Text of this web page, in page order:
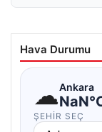
Hava Durumu
☁Ankara
ŞEHIR SEÇ